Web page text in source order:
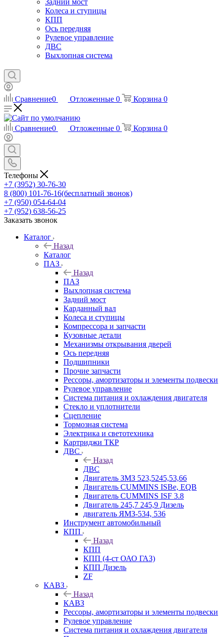
Задний мост
Колеса и ступицы
КПП
Ось передняя
Рулевое управление
ДВС
Выхлопная система
Сравнение0 Отложенные 0 Корзина 0
Сравнение0 Отложенные 0 Корзина 0
Телефоны
+7 (3952) 30-76-30
8 (800) 101-76-16(бесплатный звонок)
+7 (950) 054-64-04
+7 (952) 638-56-25
Заказать звонок
Каталог
Назад
Каталог
ПАЗ
Назад
ПАЗ
Выхлопная система
Задний мост
Карданный вал
Колеса и ступицы
Компрессора и запчасти
Кузовные детали
Механизмы открывания дверей
Ось передняя
Подшипники
Прочие запчасти
Рессоры, амортизаторы и элементы подвески
Рулевое управление
Система питания и охлаждения двигателя
Стекло и уплотнители
Сцепление
Тормозная система
Электрика и светотехника
Картриджи ТКР
ДВС
Назад
ДВС
Двигатель ЗМЗ 523,5245,53,66
Двигатель CUMMINS ISBe, EQB
Двигатель CUMMINS ISF 3.8
Двигатель 245,7 245,9 Дизель
двигатель ЯМЗ-534, 536
Инструмент автомобильный
КПП
Назад
КПП
КПП (4-ст ОАО ГАЗ)
КПП Дизель
ZF
КАВЗ
Назад
КАВЗ
Рессоры, амортизаторы и элементы подвески
Рулевое управление
Система питания и охлаждения двигателя